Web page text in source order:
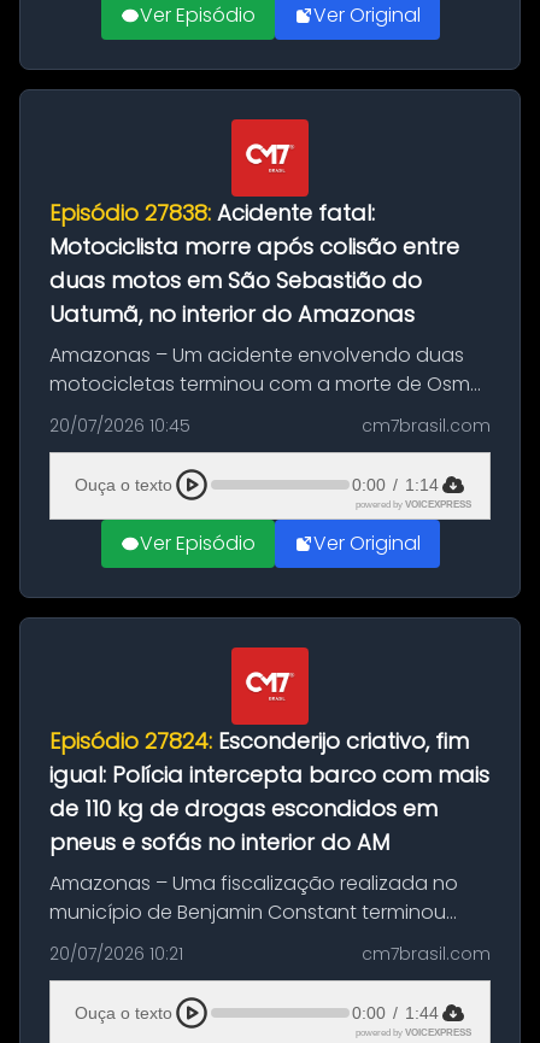
Ver Episódio Ver Original
Episódio 27838: Acidente fatal:
Motociclista morre após colisão entre
duas motos em São Sebastião do
Uatumã, no interior do Amazonas
Amazonas – Um acidente envolvendo duas
motocicletas terminou com a morte de Osmar
Figueiredo de Souza, de 38 anos, no município
de São Sebastião do Uatumã, no interior do
Amazonas. A colisão ocorreu n...
20/07/2026 10:45 cm7brasil.com
Ouça o texto 0:00 / 1:14
powered by VOICEXPRESS
Ver Episódio Ver Original
Episódio 27824: Esconderijo criativo, fim
igual: Polícia intercepta barco com mais
de 110 kg de drogas escondidos em
pneus e sofás no interior do AM
Amazonas – Uma fiscalização realizada no
município de Benjamin Constant terminou
com a apreensão de aproximadamente 115
quilos de entorpecentes em uma
embarcação atracada no porto da cidade. O
materia...
20/07/2026 10:21 cm7brasil.com
Ouça o texto 0:00 / 1:44
powered by VOICEXPRESS